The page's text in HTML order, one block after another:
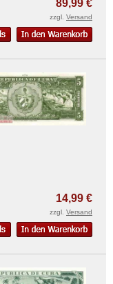
89,99 €
zzgl. Versand
14,99 €
zzgl. Versand